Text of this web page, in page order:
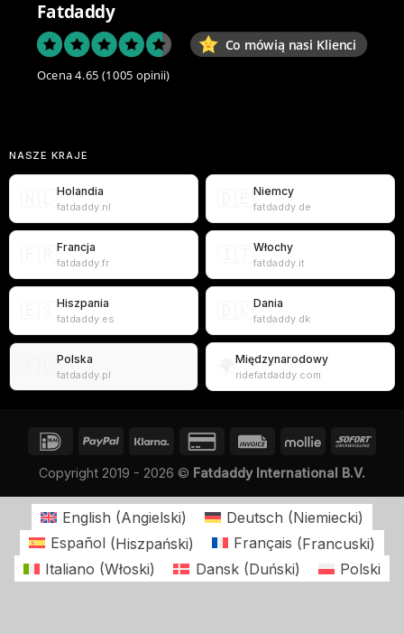
Fatdaddy
Co mówią nasi Klienci
Ocena 4.65 (1005 opinii)
NASZE KRAJE
Holandia
fatdaddy.nl
Niemcy
fatdaddy.de
Francja
fatdaddy.fr
Włochy
fatdaddy.it
Hiszpania
fatdaddy.es
Dania
fatdaddy.dk
Polska
fatdaddy.pl
Międzynarodowy
ridefatdaddy.com
Copyright 2019 - 2026 © Fatdaddy International B.V.
English (Angielski) Deutsch (Niemiecki)
Español (Hiszpański) Français (Francuski)
Italiano (Włoski) Dansk(Duński) Polski